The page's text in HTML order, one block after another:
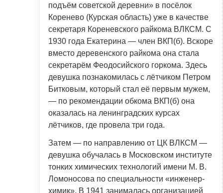
подъём советской деревни» в посёлок
Коренево (Курская область) уже в качестве
секретаря Кореневского райкома ВЛКСМ. С
1930 года Екатерина — член ВКП(б). Вскоре
вместо деревенского райкома она стала
секретарём Феодосийского горкома. Здесь
девушка познакомилась с лётчиком Петром
Битковым, который стал её первым мужем,
— по рекомендации обкома ВКП(б) она
оказалась на ленинградских курсах
лётчиков, где провела три года.
Затем — по направлению от ЦК ВЛКСМ —
девушка обучалась в Московском институте
тонких химических технологий имени М. В.
Ломоносова по специальности «инженер-
химик». В 1941 занималась организацией